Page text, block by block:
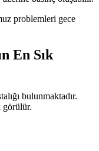
problemleri gece
En Sık
bulunmaktadır.
görülür.